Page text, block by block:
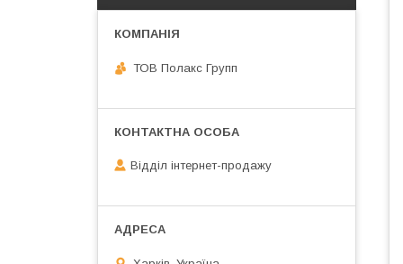
ТОВ Полакс Групп
Відділ інтернет-продажу